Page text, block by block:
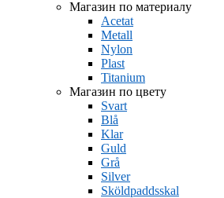
Магазин по материалу
Acetat
Metall
Nylon
Plast
Titanium
Магазин по цвету
Svart
Blå
Klar
Guld
Grå
Silver
Sköldpaddsskal